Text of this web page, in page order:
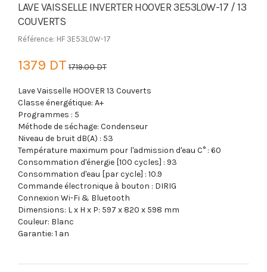
LAVE VAISSELLE INVERTER HOOVER 3E53L0W-17 / 13
COUVERTS
Référence: HF 3E53L0W-17
1379 DT 1719.00 DT
Lave Vaisselle HOOVER 13 Couverts
Classe énergétique: A+
Programmes : 5
Méthode de séchage: Condenseur
Niveau de bruit dB(A) : 53
Température maximum pour l'admission d'eau C° : 60
Consommation d'énergie [100 cycles] : 93
Consommation d'eau [par cycle] : 10.9
Commande électronique à bouton : DIRIG
Connexion Wi-Fi & Bluetooth
Dimensions: L x H x P: 597 x 820 x 598 mm
Couleur: Blanc
Garantie: 1 an